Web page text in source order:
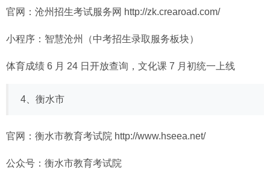
官网：沧州招生考试服务网 http://zk.crearoad.com/
小程序：智慧沧州（中考招生录取服务板块）
体育成绩 6 月 24 日开放查询，文化课 7 月初统一上线
4、衡水市
官网：衡水市教育考试院 http://www.hseea.net/
公众号：衡水市教育考试院